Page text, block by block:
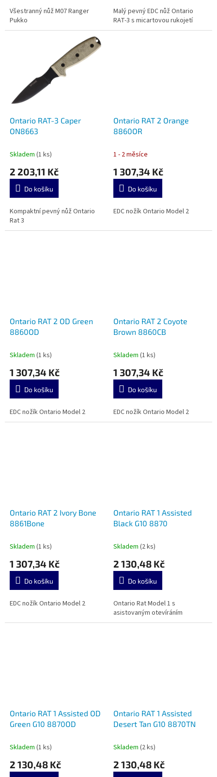
Všestranný nůž M07 Ranger
Pukko
Malý pevný EDC nůž Ontario
RAT-3 s micartovou rukojetí
Ontario RAT-3 Caper
ON8663
Skladem (1 ks)
2 203,11 Kč
Do košíku
Kompaktní pevný nůž Ontario
Rat 3
Ontario RAT 2 Orange
8860OR
1 - 2 měsíce
1 307,34 Kč
Do košíku
EDC nožík Ontario Model 2
Ontario RAT 2 OD Green
8860OD
Skladem (1 ks)
1 307,34 Kč
Do košíku
EDC nožík Ontario Model 2
Ontario RAT 2 Coyote
Brown 8860CB
Skladem (1 ks)
1 307,34 Kč
Do košíku
EDC nožík Ontario Model 2
Ontario RAT 2 Ivory Bone
8861Bone
Skladem (1 ks)
1 307,34 Kč
Do košíku
EDC nožík Ontario Model 2
Ontario RAT 1 Assisted
Black G10 8870
Skladem (2 ks)
2 130,48 Kč
Do košíku
Ontario Rat Model 1 s
asistovaným otevíráním
Ontario RAT 1 Assisted OD
Green G10 8870OD
Skladem (1 ks)
2 130,48 Kč
Ontario RAT 1 Assisted
Desert Tan G10 8870TN
Skladem (2 ks)
2 130,48 Kč